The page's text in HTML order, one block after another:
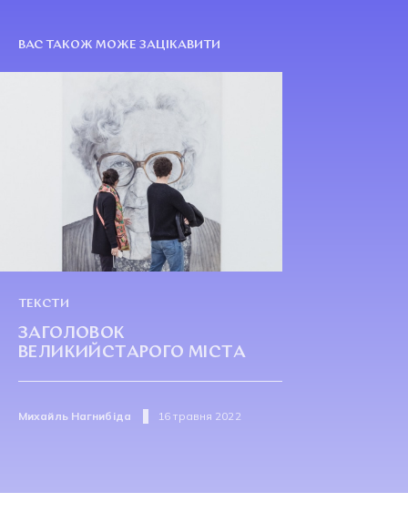
ВАС ТАКОЖ МОЖЕ ЗАЦІКАВИТИ
ТЕКСТИ
ЗАГОЛОВОК
ВЕЛИКИЙСТАРОГО МІСТА
Михайль Нагнибіда 16 травня 2022